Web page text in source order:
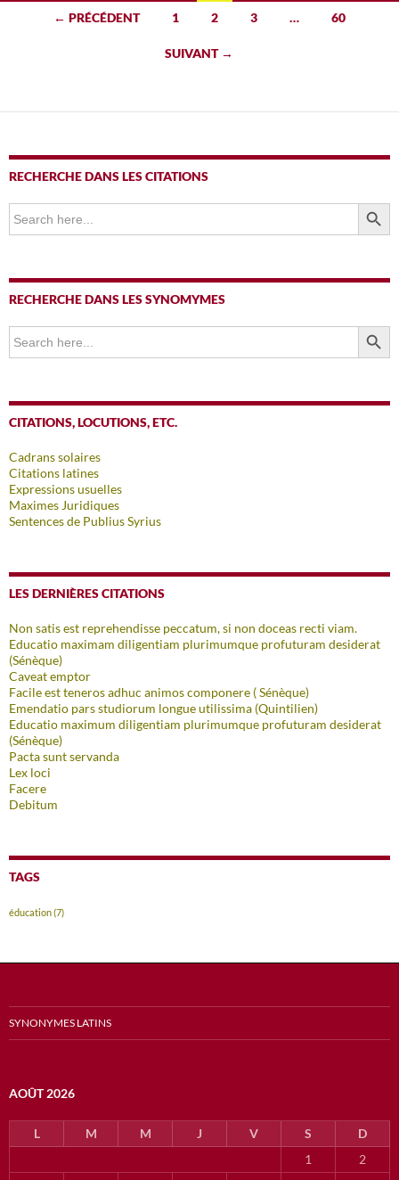
Navigation
← PRÉCÉDENT 1 2 3 … 60
SUIVANT →
RECHERCHE DANS LES CITATIONS
Search
for:
SEARCH
RECHERCHE DANS LES SYNOMYMES
Search
for:
SEARCH
CITATIONS, LOCUTIONS, ETC.
Cadrans solaires
Citations latines
Expressions usuelles
Maximes Juridiques
Sentences de Publius Syrius
LES DERNIÈRES CITATIONS
Non satis est reprehendisse peccatum, si non doceas recti viam.
Educatio maximam diligentiam plurimumque profuturam desiderat
(Sénèque)
Caveat emptor
Facile est teneros adhuc animos componere ( Sénèque)
Emendatio pars studiorum longue utilissima (Quintilien)
Educatio maximum diligentiam plurimumque profuturam desiderat
(Sénèque)
Pacta sunt servanda
Lex loci
Facere
Debitum
TAGS
éducation(7)
SYNONYMES LATINS
AOÛT 2026
L M M J V S
D
1
2